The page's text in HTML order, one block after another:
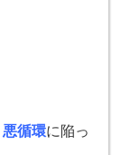
悪循環に陥っ